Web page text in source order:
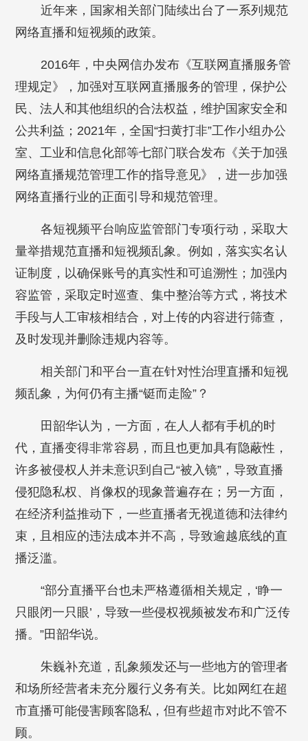
近年来，国家相关部门陆续出台了一系列规范
网络直播和短视频的政策。
2016年，中央网信办发布《互联网直播服务管
理规定》，加强对互联网直播服务的管理，保护公
民、法人和其他组织的合法权益，维护国家安全和
公共利益；2021年，全国“扫黄打非”工作小组办公
室、工业和信息化部等七部门联合发布《关于加强
网络直播规范管理工作的指导意见》，进一步加强
网络直播行业的正面引导和规范管理。
各短视频平台响应监管部门专项行动，采取大
量举措规范直播和短视频乱象。例如，落实实名认
证制度，以确保账号的真实性和可追溯性；加强内
容监管，采取定时巡查、集中整治等方式，将技术
手段与人工审核相结合，对上传的内容进行筛查，
及时发现并删除违规内容等。
相关部门和平台一直在针对性治理直播和短视
频乱象，为何仍有主播“铤而走险”？
田韶华认为，一方面，在人人都有手机的时
代，直播变得非常容易，而且也更加具有隐蔽性，
许多被侵权人并未意识到自己“被入镜”，导致直播
侵犯隐私权、肖像权的现象普遍存在；另一方面，
在经济利益推动下，一些直播者无视道德和法律约
束，且相应的违法成本并不高，导致逾越底线的直
播泛滥。
“部分直播平台也未严格遵循相关规定，‘睁一
只眼闭一只眼’，导致一些侵权视频被发布和广泛传
播。”田韶华说。
朱巍补充道，乱象频发还与一些地方的管理者
和场所经营者未充分履行义务有关。比如网红在超
市直播可能侵害顾客隐私，但有些超市对此不管不
顾。